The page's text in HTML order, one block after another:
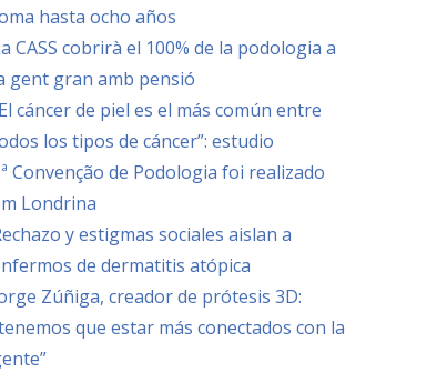
hasta ocho años
CASS cobrirà el 100% de la podologia a
gent gran amb pensió
cáncer de piel es el más común entre
los tipos de cáncer”: estudio
Convenção de Podologia foi realizado
Londrina
y estigmas sociales aislan a
de dermatitis atópica
Zúñiga, creador de prótesis 3D:
que estar más conectados con la